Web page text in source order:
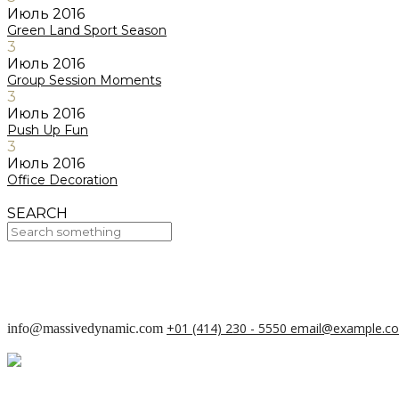
Июль 2016
Green Land Sport Season
3
Июль 2016
Group Session Moments
3
Июль 2016
Push Up Fun
3
Июль 2016
Office Decoration
SEARCH
info@massivedynamic.com +01 (414) 230 - 5550